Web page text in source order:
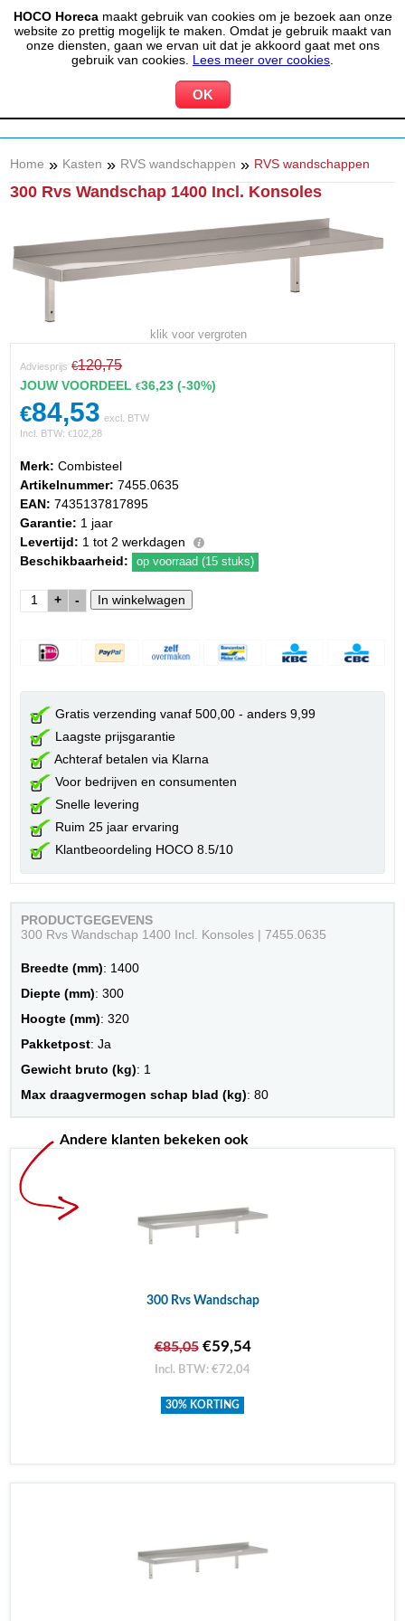
HOCO Horecamaakt gebruik van cookies om je bezoek aan onze
website zo prettig mogelijk te maken. Omdat je gebruik maakt van
onze diensten, gaan we ervan uit dat je akkoord gaat met ons
gebruik van cookies. Lees meer over cookies
(020) 497 6325 info@hocohoreca.nl
MIJN ACCOUNT 0 WINKELWAGEN
Home » Kasten » RVS wandschappen » RVS wandschappen
300 Rvs Wandschap 1400 Incl. Konsoles
klik voor vergroten
Adviesprijs €120,75
JOUW VOORDEEL€36,23 (-30%)
€84,53 excl. BTW
Incl. BTW:€102,28
Merk: Combisteel
Artikelnummer: 7455.0635
EAN: 7435137817895
Garantie: 1 jaar
Levertijd: 1 tot 2 werkdagen
Beschikbaarheid:
op voorraad (15 stuks)
+ -
Gratis verzending vanaf 500,00 - anders 9,99
Laagste prijsgarantie
Achteraf betalen via Klarna
Voor bedrijven en consumenten
Snelle levering
Ruim 25 jaar ervaring
Klantbeoordeling HOCO 8.5/10
PRODUCTGEGEVENS
300 Rvs Wandschap 1400 Incl. Konsoles | 7455.0635
Breedte (mm): 1400
Diepte (mm): 300
Hoogte (mm): 320
Pakketpost: Ja
Gewicht bruto (kg): 1
Max draagvermogen schap blad (kg): 80
Andere klanten bekeken ook
300 Rvs Wandschap
€85,05€59,54
Incl. BTW: €72,04
30% KORTING